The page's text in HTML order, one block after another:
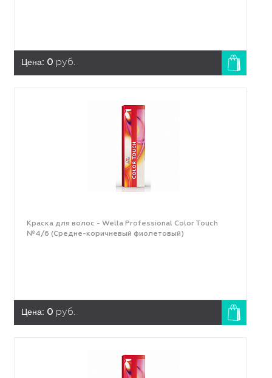
Цена: 0 руб.
Краска для волос - Wella Professional Color Touch
№4/6 (Средне-коричневый фиолетовый)
Цена: 0 руб.